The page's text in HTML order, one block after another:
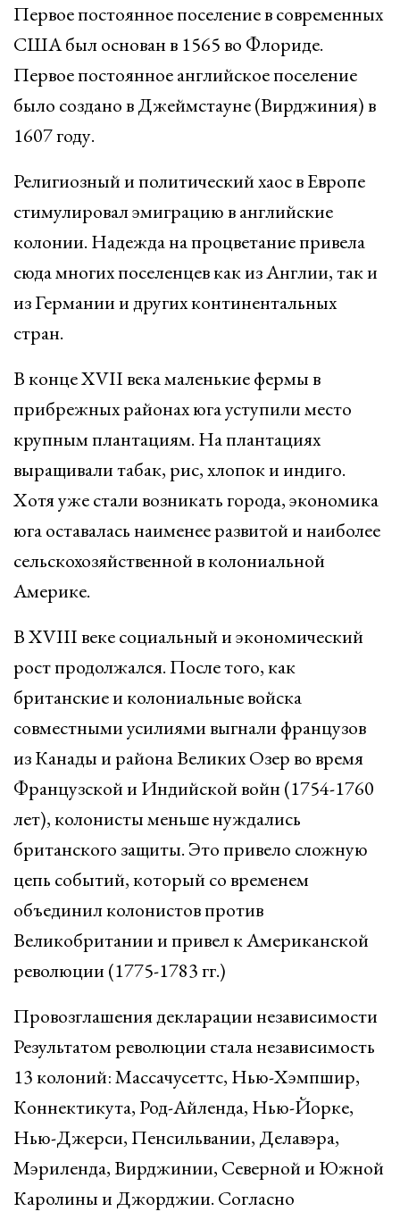
Первое постоянное поселение в современных
США был основан в 1565 во Флориде.
Первое постоянное английское поселение
было создано в Джеймстауне (Вирджиния) в
1607 году.
Религиозный и политический хаос в Европе
стимулировал эмиграцию в английские
колонии. Надежда на процветание привела
сюда многих поселенцев как из Англии, так и
из Германии и других континентальных
стран.
В конце XVII века маленькие фермы в
прибрежных районах юга уступили место
крупным плантациям. На плантациях
выращивали табак, рис, хлопок и индиго.
Хотя уже стали возникать города, экономика
юга оставалась наименее развитой и наиболее
сельскохозяйственной в колониальной
Америке.
В XVIII веке социальный и экономический
рост продолжался. После того, как
британские и колониальные войска
совместными усилиями выгнали французов
из Канады и района Великих Озер во время
Французской и Индийской войн (1754-1760
лет), колонисты меньше нуждались
британского защиты. Это привело сложную
цепь событий, который со временем
объединил колонистов против
Великобритании и привел к Американской
революции (1775-1783 гг.)
Провозглашения декларации независимости
Результатом революции стала независимость
13 колоний: Массачусеттс, Нью-Хэмпшир,
Коннектикута, Род-Айленда, Нью-Йорке,
Нью-Джерси, Пенсильвании, Делавэра,
Мэриленда, Вирджинии, Северной и Южной
Каролины и Джорджии. Согласно